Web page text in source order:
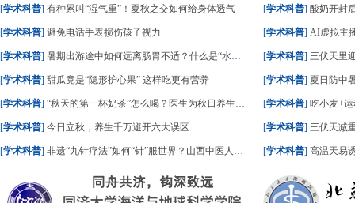
[学术科普] 有种累叫“湿气重”！夏秋之交如何给身体透气
[学术科普] 避免电话手表损伤孩子视力
[学术科普] 暑期出游途中如何远离肠胃不适？什么是“水土不服”？一文了解
[学术科普] 甜瓜竟是“隐形护心果” 这样吃更有营养
[学术科普] “秋天的第一杯奶茶”怎么喝？医生为秋日养生饮食划重点
[学术科普] 今日立秋，养生千万避开六大误区
[学术科普] 非遗“九针疗法”如何“针”服世界？山西中医人这样答
[学术科普] 酸奶开封
[学术科普] AI虚拟主播
[学术科普] 三伏天里
[学术科普] 夏日防中
[学术科普] 吃小麦+
[学术科普] 三伏天减重
[学术科普] 高温天易